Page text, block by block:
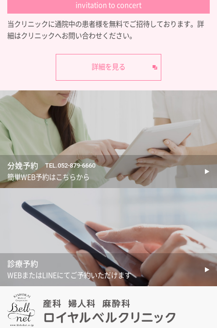
invitation to concert
当クリニックに通院中の患者様を無料でご招待しております。詳
細はクリニックへお問い合わせください。
詳細を見る
分娩予約
TEL.052-879-6660
簡単WEB予約はこちらから
診療予約
WEBまたはLINEにてご予約いただけます